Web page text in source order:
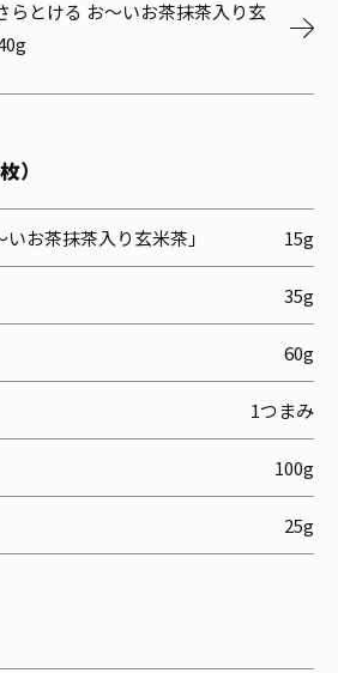
らとける お～いお茶抹茶入り玄
）
いお茶抹茶入り玄米茶」 15g
35g
60g
1つまみ
100g
25g